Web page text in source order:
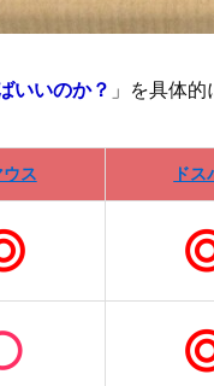
いいのか？ 」を具体的
ウス ドス